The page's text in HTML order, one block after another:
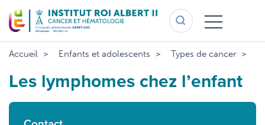
au
contenu
principal
Accueil Enfants et adolescents Types de cancer
Les lymphomes chez l’enfant